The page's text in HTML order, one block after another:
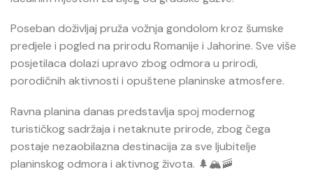
Poseban doživljaj pruža vožnja gondolom kroz šumske
predjele i pogled na prirodu Romanije i Jahorine. Sve više
posjetilaca dolazi upravo zbog odmora u prirodi,
porodičnih aktivnosti i opuštene planinske atmosfere.
Ravna planina danas predstavlja spoj modernog
turističkog sadržaja i netaknute prirode, zbog čega
postaje nezaobilazna destinacija za sve ljubitelje
planinskog odmora i aktivnog života. 🌲🏔️🚠